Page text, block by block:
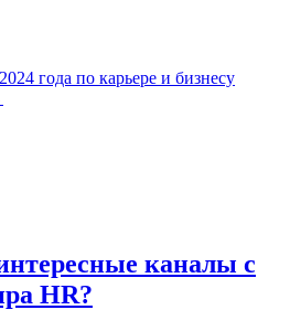
года по карьере и бизнесу
каналы с
HR?